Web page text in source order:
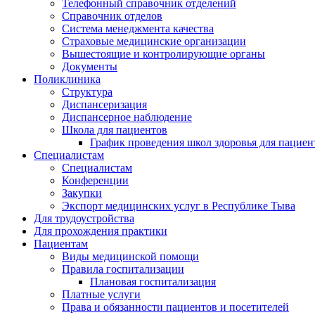
Телефонный справочник отделений
Справочник отделов
Система менеджмента качества
Страховые медицинские организации
Вышестоящие и контролирующие органы
Документы
Поликлиника
Структура
Диспансеризация
Диспансерное наблюдение
Школа для пациентов
График проведения школ здоровья для
Специалистам
Специалистам
Конференции
Закупки
Экспорт медицинских услуг в Республике Тыва
Для трудоустройства
Для прохождения практики
Пациентам
Виды медицинской помощи
Правила госпитализации
Плановая госпитализация
Платные услуги
Права и обязанности пациентов и посетителей